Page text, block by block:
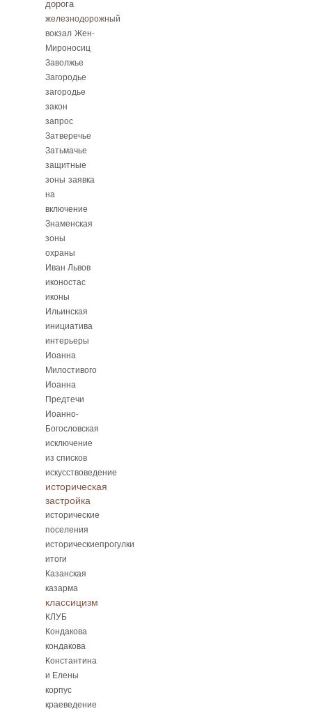
дорога
железнодорожный
вокзал Жен-
Мироносиц
Заволжье
Загородье
загородье
закон
запрос
Затверечье
Затьмачье
защитные
зоны заявка
на
включение
Знаменская
зоны
охраны
Иван Львов
иконостас
иконы
Ильинская
инициатива
интерьеры
Иоанна
Милостивого
Иоанна
Предтечи
Иоанно-
Богословская
исключение
из списков
искусствоведение
историческая
застройка
исторические
поселения
историческиепрогулки
итоги
Казанская
казарма
классицизм
КЛУБ
Кондакова
кондакова
Константина
и Елены
корпус
краеведение